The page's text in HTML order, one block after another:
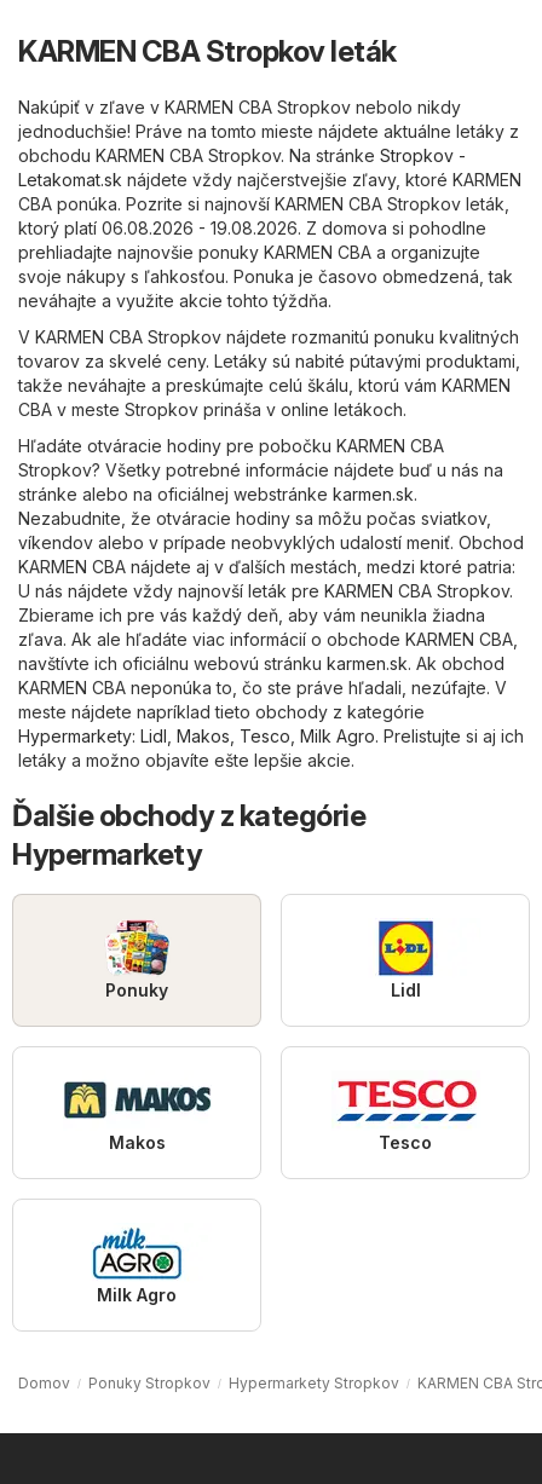
KARMEN CBA Stropkov leták
Nakúpiť v zľave v KARMEN CBA Stropkov nebolo nikdy
jednoduchšie! Práve na tomto mieste nájdete aktuálne letáky z
obchodu KARMEN CBA Stropkov. Na stránke Stropkov -
Letakomat.sk nájdete vždy najčerstvejšie zľavy, ktoré KARMEN
CBA ponúka. Pozrite si najnovší KARMEN CBA Stropkov leták,
ktorý platí 06.08.2026 - 19.08.2026. Z domova si pohodlne
prehliadajte najnovšie ponuky KARMEN CBA a organizujte
svoje nákupy s ľahkosťou. Ponuka je časovo obmedzená, tak
neváhajte a využite akcie tohto týždňa.
V KARMEN CBA Stropkov nájdete rozmanitú ponuku kvalitných
tovarov za skvelé ceny. Letáky sú nabité pútavými produktami,
takže neváhajte a preskúmajte celú škálu, ktorú vám KARMEN
CBA v meste Stropkov prináša v online letákoch.
Hľadáte otváracie hodiny pre pobočku KARMEN CBA
Stropkov? Všetky potrebné informácie nájdete buď u nás na
stránke alebo na oficiálnej webstránke karmen.sk.
Nezabudnite, že otváracie hodiny sa môžu počas sviatkov,
víkendov alebo v prípade neobvyklých udalostí meniť. Obchod
KARMEN CBA nájdete aj v ďalších mestách, medzi ktoré patria:
U nás nájdete vždy najnovší leták pre KARMEN CBA Stropkov.
Zbierame ich pre vás každý deň, aby vám neunikla žiadna
zľava. Ak ale hľadáte viac informácií o obchode KARMEN CBA,
navštívte ich oficiálnu webovú stránku karmen.sk. Ak obchod
KARMEN CBA neponúka to, čo ste práve hľadali, nezúfajte. V
meste nájdete napríklad tieto obchody z kategórie
Hypermarkety: Lidl Makos Tesco Milk Agro. Prelistujte si aj ich
letáky a možno objavíte ešte lepšie akcie.
Ďalšie obchody z kategórie
Hypermarkety
Ponuky Lidl
Makos Tesco
Milk Agro
Domov Ponuky Stropkov Hypermarkety Stropkov KARMEN CBA